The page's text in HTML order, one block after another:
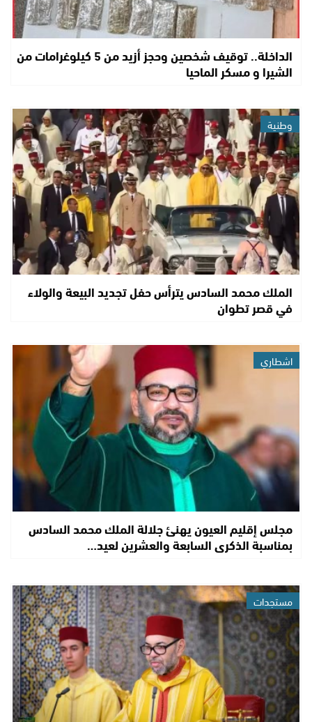
الداخلة.. توقيف شخصين وحجز أزيد من 5 كيلوغرامات من
الشيرا و مسكر الماحيا
وطنية
الملك محمد السادس يترأس حفل تجديد البيعة والولاء
في قصر تطوان
اشطاري
مجلس إقليم العيون يهنئ جلالة الملك محمد السادس
بمناسبة الذكرى السابعة والعشرين لعيد…
مستجدات